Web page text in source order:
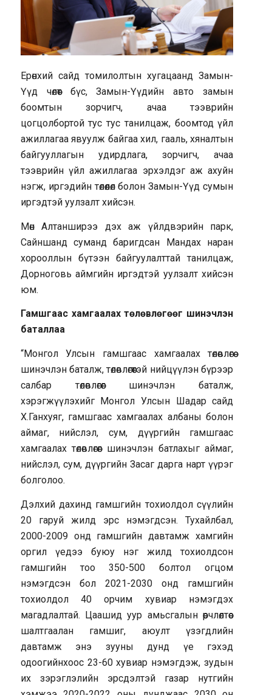
Ерөнхий сайд томилолтын хугацаанд Замын-
Үүд чөлөөт бүс, Замын-Үүдийн авто замын
боомтын зорчигч, ачаа тээврийн
цогцолбортой тус тус танилцаж, боомтод үйл
ажиллагаа явуулж байгаа хил, гааль, хяналтын
байгууллагын удирдлага, зорчигч, ачаа
тээврийн үйл ажиллагаа эрхэлдэг аж ахуйн
нэгж, иргэдийн төлөөлөл болон Замын-Үүд сумын
иргэдтэй уулзалт хийсэн.
Мөн Алтанширээ дэх аж үйлдвэрийн парк,
Сайншанд суманд баригдсан Мандах наран
хорооллын бүтээн байгуулалттай танилцаж,
Дорноговь аймгийн иргэдтэй уулзалт хийсэн
юм.
Гамшгаас хамгаалах төлөвлөгөөг шинэчлэн
баталлаа
“Монгол Улсын гамшгаас хамгаалах төлөвлөгөө
шинэчлэн баталж, төлөвлөгөөтэй нийцүүлэн бүрээр
салбар төлөвлөгөөг шинэчлэн баталж,
хэрэгжүүлэхийг Монгол Улсын Шадар сайд
Х.Ганхуяг, гамшгаас хамгаалах албаны болон
аймаг, нийслэл, сум, дүүргийн гамшгаас
хамгаалах төлөвлөгөөг шинэчлэн батлахыг аймаг,
нийслэл, сум, дүүргийн Засаг дарга нарт үүрэг
болголоо.
Дэлхий дахинд гамшгийн тохиолдол сүүлийн
20 гаруй жилд эрс нэмэгдсэн. Тухайлбал,
2000-2009 онд гамшгийн давтамж хамгийн
оргил үедээ буюу нэг жилд тохиолдсон
гамшгийн тоо 350-500 болтол огцом
нэмэгдсэн бол 2021-2030 онд гамшгийн
тохиолдол 40 орчим хувиар нэмэгдэх
магадлалтай. Цаашид уур амьсгалын өөрчлөлтөөс
шалтгаалан гамшиг, аюулт үзэгдлийн
давтамж энэ зууны дунд үе гэхэд
одоогийнхоос 23-60 хувиар нэмэгдэж, зудын
их зэрэглэлийн эрсдэлтэй газар нутгийн